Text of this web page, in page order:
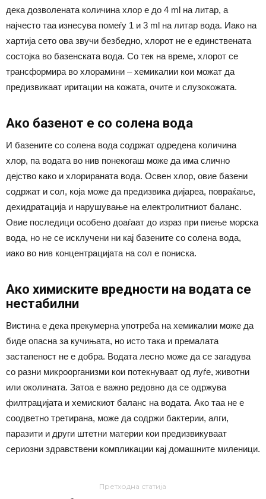
дека дозволената количина хлор е до 4 ml на литар, а
најчесто таа изнесува помеѓу 1 и 3 ml на литар вода. Иако на
хартија сето ова звучи безбедно, хлорот не е единствената
состојка во базенската вода. Со тек на време, хлорот се
трансформира во хлорамини – хемикалии кои можат да
предизвикаат иритации на кожата, очите и слузокожата.
Ако базенот е со солена вода
И базените со солена вода содржат одредена количина
хлор, па водата во нив понекогаш може да има слично
дејство како и хлорираната вода. Освен хлор, овие базени
содржат и сол, која може да предизвика дијареа, повраќање,
дехидратација и нарушување на електролитниот баланс.
Овие последици особено доаѓаат до израз при пиење морска
вода, но не се исклучени ни кај базените со солена вода,
иако во нив концентрацијата на сол е пониска.
Ако химиските вредности на водата се
нестабилни
Вистина е дека прекумерна употреба на хемикалии може да
биде опасна за кучињата, но исто така и премалата
застапеност не е добра. Водата лесно може да се загадува
со разни микроорганизми кои потекнуваат од луѓе, животни
или околината. Затоа е важно редовно да се одржува
филтрацијата и хемискиот баланс на водата. Ако таа не е
соодветно третирана, може да содржи бактерии, алги,
паразити и други штетни материи кои предизвикуваат
сериозни здравствени компликации кај домашните миленици.
Претходна статија